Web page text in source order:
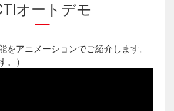
オートデモ
をアニメーションでご紹介します。
。）